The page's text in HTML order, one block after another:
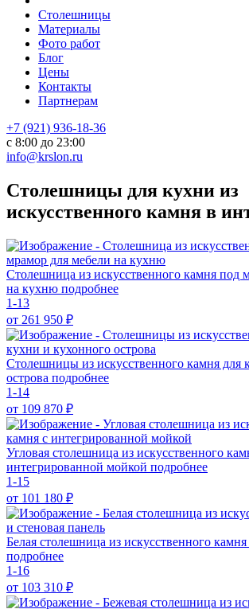
Столешницы
Материалы
Фото работ
Блог
Цены
Контакты
Партнерам
+7 (921) 936-18-36
с 8:00 до 23:00
info@krslon.ru
Столешницы для кухни из
искусственного камня в
Столешница из искусственного камня под
на кухню подробнее
1-13
от 261 950 ₽
Столешницы из искусственного камня для
острова подробнее
1-14
от 109 870 ₽
Угловая столешница из искусственного
интегрированной мойкой подробнее
1-15
от 101 180 ₽
Белая столешница из искусственного
подробнее
1-16
от 103 310 ₽